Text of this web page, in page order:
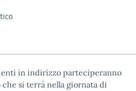
in indirizzo parteciperanno
che si terrà nella giornata di